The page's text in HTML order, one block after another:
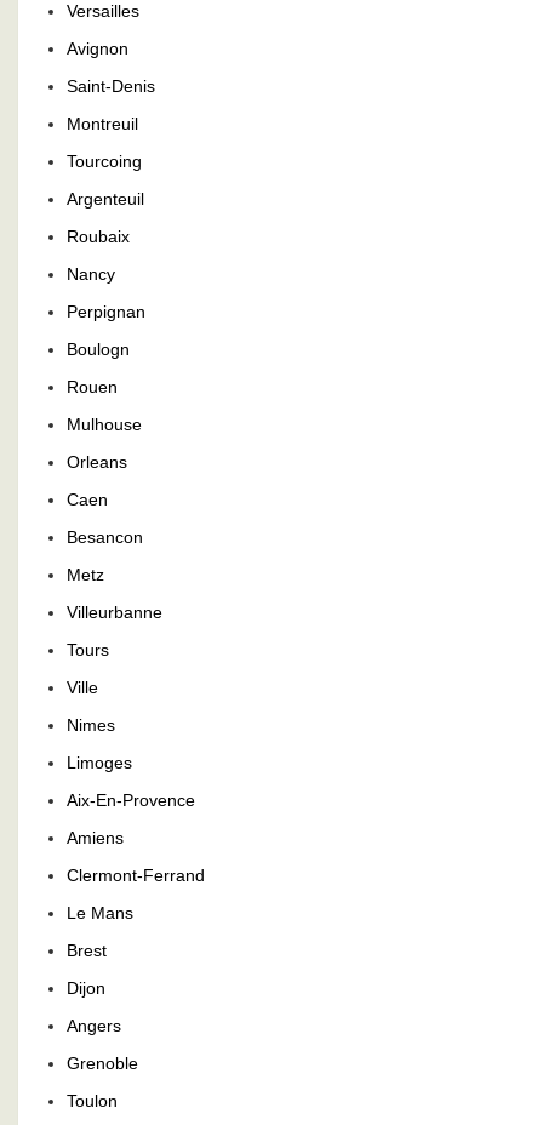
Versailles
Avignon
Saint-Denis
Montreuil
Tourcoing
Argenteuil
Roubaix
Nancy
Perpignan
Boulogn
Rouen
Mulhouse
Orleans
Caen
Besancon
Metz
Villeurbanne
Tours
Ville
Nimes
Limoges
Aix-En-Provence
Amiens
Clermont-Ferrand
Le Mans
Brest
Dijon
Angers
Grenoble
Toulon